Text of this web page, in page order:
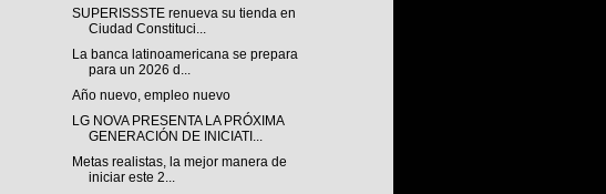
SUPERISSSTE renueva su tienda en
Ciudad Constituci...
La banca latinoamericana se prepara
para un 2026 d...
Año nuevo, empleo nuevo
LG NOVA PRESENTA LA PRÓXIMA
GENERACIÓN DE INICIATI...
Metas realistas, la mejor manera de
iniciar este 2...